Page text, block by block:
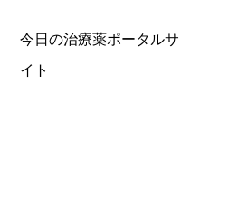
今日の治療薬ポータルサ
イト